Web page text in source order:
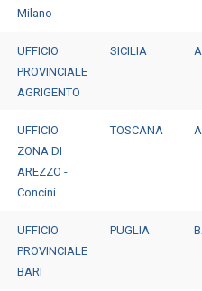
Milano
UFFICIO
PROVINCIALE
AGRIGENTO
SICILIA
UFFICIO
ZONA DI
AREZZO -
Concini
TOSCANA
UFFICIO
PROVINCIALE
BARI
PUGLIA